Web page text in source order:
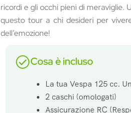
ricordi e gli occhi pieni di meraviglie.
questo tour a chi desideri per
dell’emozione!
Cosa è incluso
La tua Vespa 125 cc.
2 caschi (omologati)
Assicurazione RC